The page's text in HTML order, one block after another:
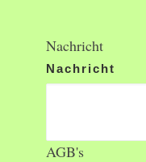
Nachricht
Nachricht
AGB's